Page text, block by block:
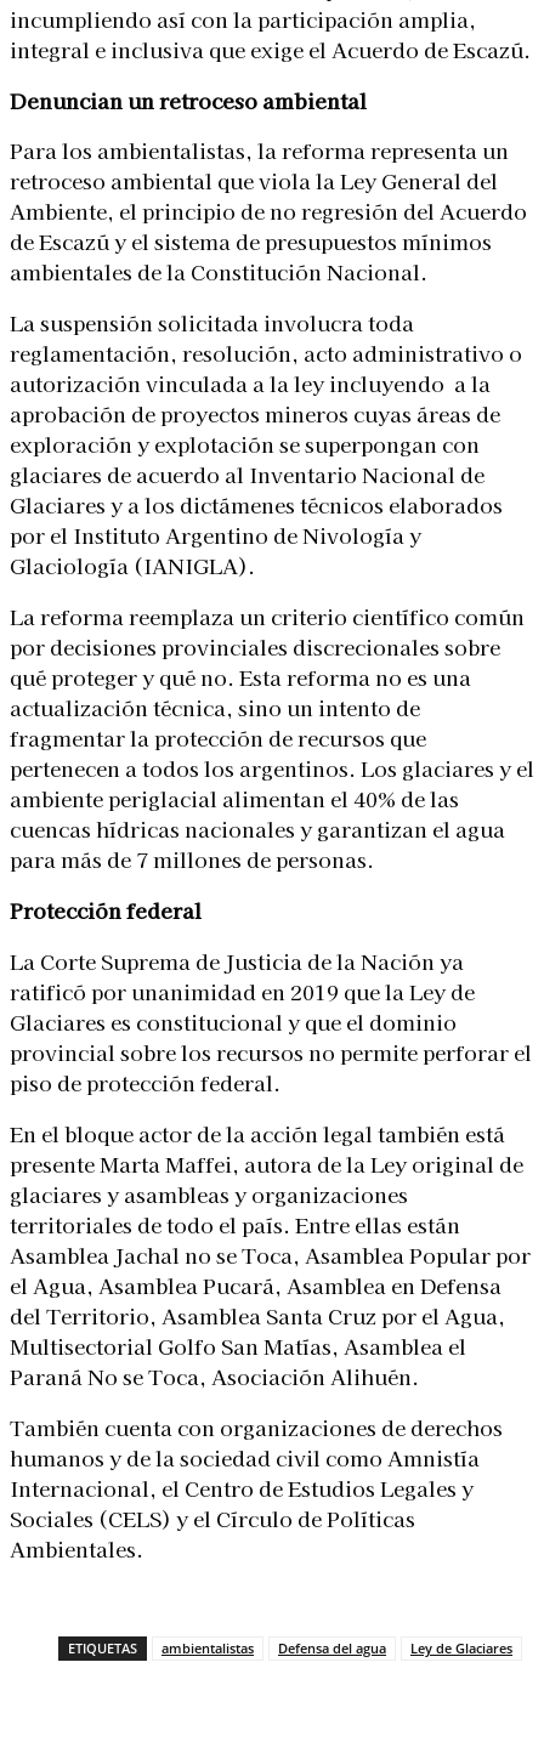
incumpliendo así con la participación amplia,
integral e inclusiva que exige el Acuerdo de Escazú.
Denuncian un retroceso ambiental
Para los ambientalistas, la reforma representa un
retroceso ambiental que viola la Ley General del
Ambiente, el principio de no regresión del Acuerdo
de Escazú y el sistema de presupuestos mínimos
ambientales de la Constitución Nacional.
La suspensión solicitada involucra toda
reglamentación, resolución, acto administrativo o
autorización vinculada a la ley incluyendo a la
aprobación de proyectos mineros cuyas áreas de
exploración y explotación se superpongan con
glaciares de acuerdo al Inventario Nacional de
Glaciares y a los dictámenes técnicos elaborados
por el Instituto Argentino de Nivología y
Glaciología (IANIGLA).
La reforma reemplaza un criterio científico común
por decisiones provinciales discrecionales sobre
qué proteger y qué no. Esta reforma no es una
actualización técnica, sino un intento de
fragmentar la protección de recursos que
pertenecen a todos los argentinos. Los glaciares y el
ambiente periglacial alimentan el 40% de las
cuencas hídricas nacionales y garantizan el agua
para más de 7 millones de personas.
Protección federal
La Corte Suprema de Justicia de la Nación ya
ratificó por unanimidad en 2019 que la Ley de
Glaciares es constitucional y que el dominio
provincial sobre los recursos no permite perforar el
piso de protección federal.
En el bloque actor de la acción legal también está
presente Marta Maffei, autora de la Ley original de
glaciares y asambleas y organizaciones
territoriales de todo el país. Entre ellas están
Asamblea Jachal no se Toca, Asamblea Popular por
el Agua, Asamblea Pucará, Asamblea en Defensa
del Territorio, Asamblea Santa Cruz por el Agua,
Multisectorial Golfo San Matías, Asamblea el
Paraná No se Toca, Asociación Alihuén.
También cuenta con organizaciones de derechos
humanos y de la sociedad civil como Amnistía
Internacional, el Centro de Estudios Legales y
Sociales (CELS) y el Círculo de Políticas
Ambientales.
ETIQUETAS ambientalistas Defensa del agua Ley de Glaciares